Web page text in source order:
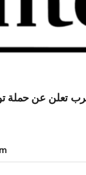
تعلن عن